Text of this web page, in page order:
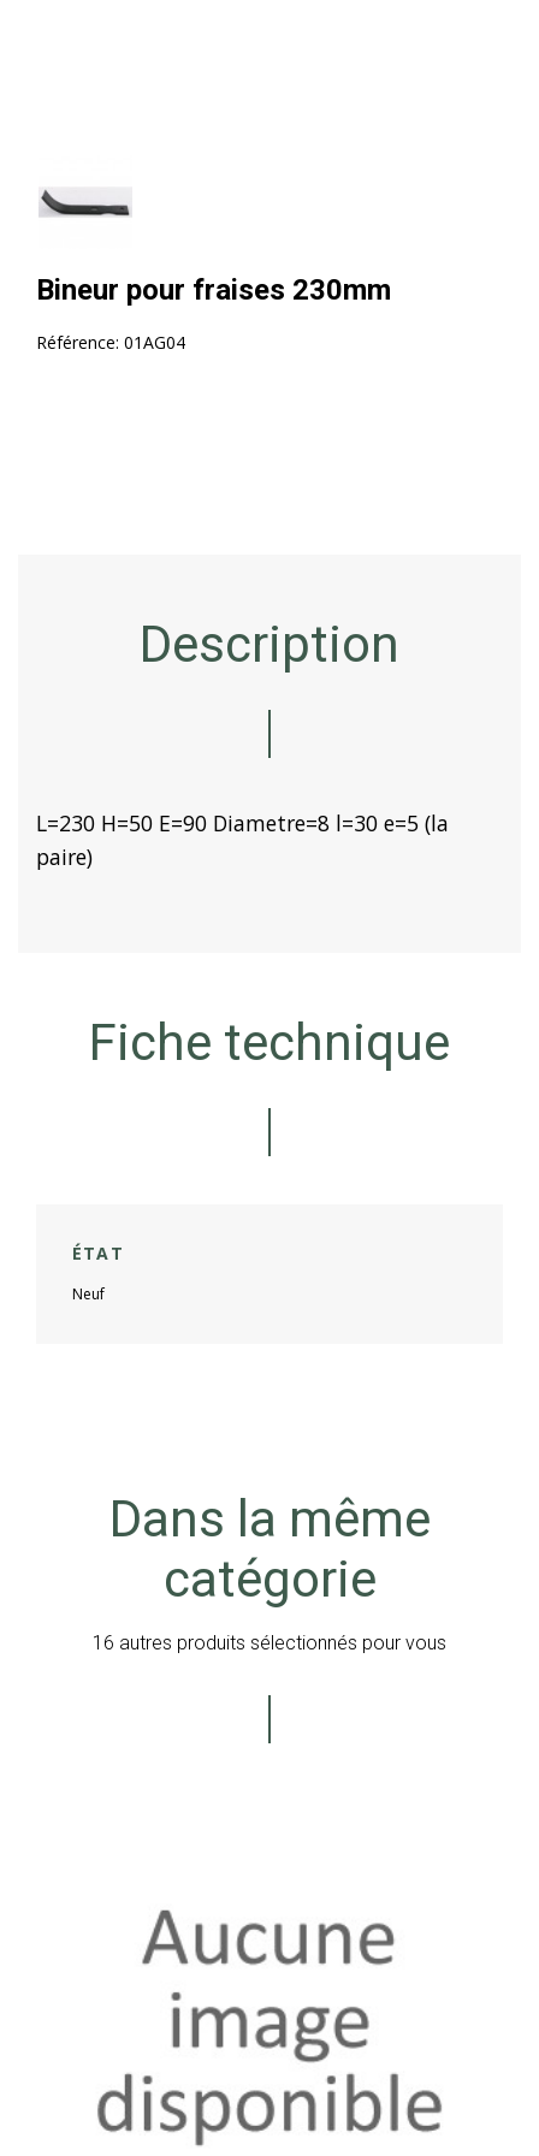
Bineur pour fraises 230mm
Référence: 01AG04
Description
L=230 H=50 E=90 Diametre=8 l=30 e=5 (la
paire)
Fiche technique
ÉTAT
Neuf
Dans la même
catégorie
16 autres produits sélectionnés pour vous